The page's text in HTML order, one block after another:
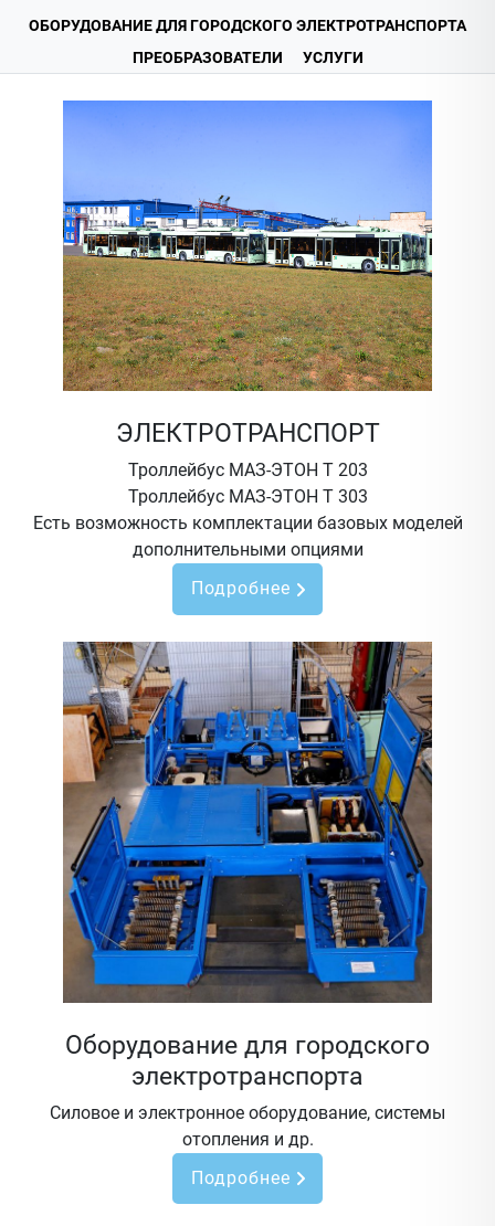
ОБОРУДОВАНИЕ ДЛЯ ГОРОДСКОГО ЭЛЕКТРОТРАНСПОРТА
ПРЕОБРАЗОВАТЕЛИ
УСЛУГИ
ЭЛЕКТРОТРАНСПОРТ
Троллейбус МАЗ-ЭТОН Т 203
Троллейбус МАЗ-ЭТОН Т 303
Есть возможность комплектации базовых моделей
дополнительными опциями
Подробнее
Оборудование для городского
электротранспорта
Силовое и электронное оборудование, системы
отопления и др.
Подробнее